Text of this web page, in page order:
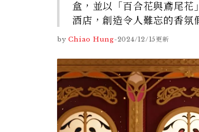
盒，並以「百合花與鳶尾
酒店，創造令人難忘的香氛
by Chiao Hung-2024/12/15更新